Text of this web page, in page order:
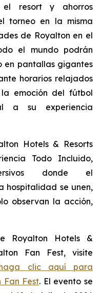
el resort y ahorros
torneo en la misma
de Royalton en el
el mundo podrán
pantallas gigantes
horarios relajados
emoción del fútbol
a su experiencia
Hotels & Resorts
Todo Incluido,
donde el
hospitalidad se unen,
observan la acción,
Royalton Hotels &
Fan Fest, visite
clic aquí para
Fan Fest. El evento se